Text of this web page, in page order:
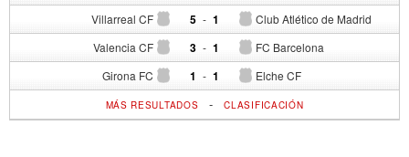
Villarreal CF 5 - Club Atlético de Madrid
1
Valencia CF 3 - FC Barcelona
1
Girona FC 1 - Elche CF
1
MÁS RESULTADOS -CLASIFICACIÓN